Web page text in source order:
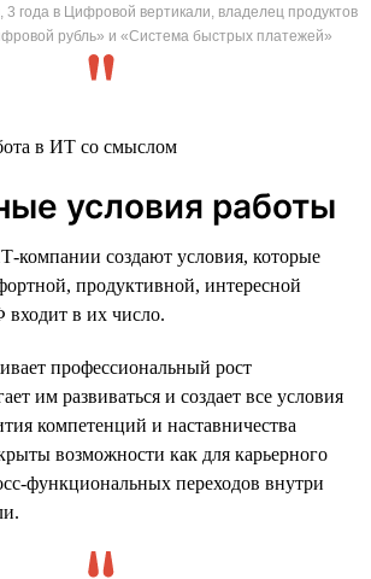
3 года в Цифровой вертикали, владелец продуктов
рубль» и «Система быстрых платежей»
условия работы
компании создают условия, которые
продуктивной, интересной
в их число.
профессиональный рост
им развиваться и создает все условия
компетенций и наставничества
возможности как для карьерного
функциональных переходов внутри